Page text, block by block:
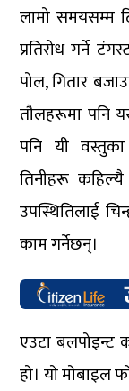
लामो समयसम्म
प्रतिरोध गर्ने
पोल, गितार
तौलहरूमा पनि
पनि यी वस्तुका
तिनीहरू
उपस्थितिलाई
काम गर्नेछन्।
एउटा बलपोइन्ट
हो। यो मोबाइल